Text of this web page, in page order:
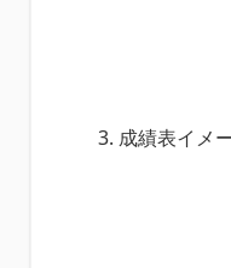
成績表イメ